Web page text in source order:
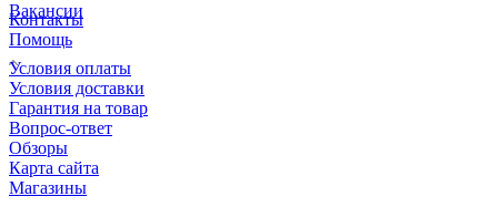
Вакансии
Контакты
Помощь
Условия оплаты
Условия доставки
Гарантия на товар
Вопрос-ответ
Обзоры
Карта сайта
Магазины